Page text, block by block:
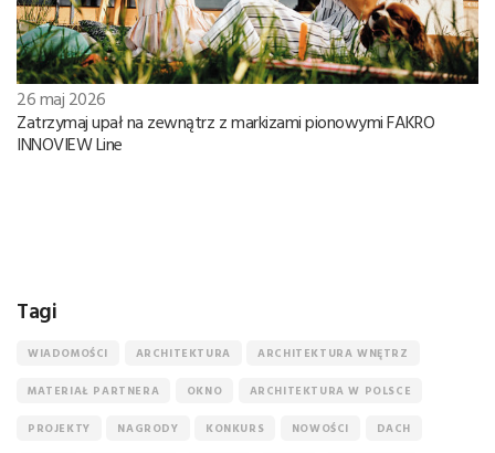
26 maj 2026
Zatrzymaj upał na zewnątrz z markizami pionowymi FAKRO
INNOVIEW Line
Tagi
WIADOMOŚCI ARCHITEKTURA ARCHITEKTURA WNĘTRZ
MATERIAŁ PARTNERA OKNO ARCHITEKTURA W POLSCE
PROJEKTY NAGRODY KONKURS NOWOŚCI DACH